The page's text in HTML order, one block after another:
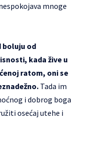
mnoge
boluju od
kada žive u
ratom, oni se
Tada im
i dobrog boga
osećaj utehe i